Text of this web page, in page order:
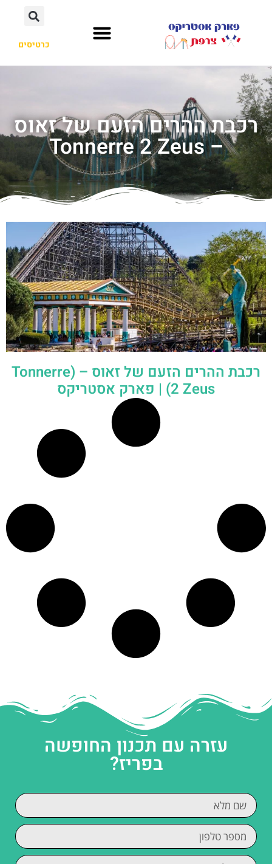
כרטיסים
רכבת ההרים הזעם של זאוס
– Tonnerre 2 Zeus
רכבת ההרים הזעם של זאוס – (Tonnerre
2 Zeus) | פארק אסטריקס
עזרה עם תכנון החופשה
בפריז?